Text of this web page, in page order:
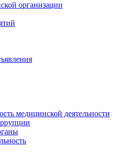
организации
медицинской деятельности